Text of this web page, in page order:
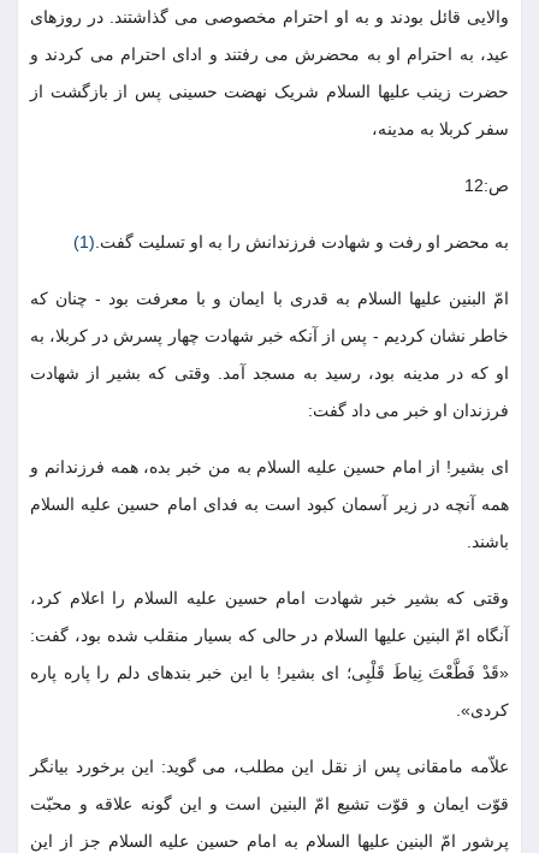
والایی قائل بودند و به او احترام مخصوصی می گذاشتند. در روزهای
عید، به احترام او به محضرش می رفتند و ادای احترام می کردند و
حضرت زینب علیها السلام شریک نهضت حسینی پس از بازگشت از
سفر کربلا به مدینه،
ص:12
به محضر او رفت و شهادت فرزندانش را به او تسلیت گفت.(1)
امّ البنین علیها السلام به قدری با ایمان و با معرفت بود - چنان که
خاطر نشان کردیم - پس از آنکه خبر شهادت چهار پسرش در کربلا، به
او که در مدینه بود، رسید به مسجد آمد. وقتی که بشیر از شهادت
فرزندان او خبر می داد گفت:
ای بشیر! از امام حسین علیه السلام به من خبر بده، همه فرزندانم و
همه آنچه در زیر آسمان کبود است به فدای امام حسین علیه السلام
باشند.
وقتی که بشیر خبر شهادت امام حسین علیه السلام را اعلام کرد،
آنگاه امّ البنین علیها السلام در حالی که بسیار منقلب شده بود، گفت:
«قَدْ فَطَّعْتَ نِیاطَ قَلْبِی؛ ای بشیر! با این خبر بندهای دلم را پاره پاره
کردی».
علاّمه مامقانی پس از نقل این مطلب، می گوید: این برخورد بیانگر
قوّت ایمان و قوّت تشیع امّ البنین است و این گونه علاقه و محبّت
پرشور امّ البنین علیها السلام به امام حسین علیه السلام جز از این